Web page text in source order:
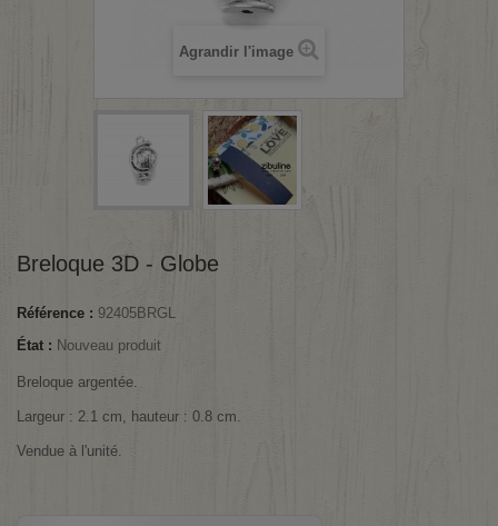
Agrandir l'image
Breloque 3D - Globe
Référence : 92405BRGL
État : Nouveau produit
Breloque argentée.
Largeur : 2.1 cm, hauteur : 0.8 cm.
Vendue à l'unité.